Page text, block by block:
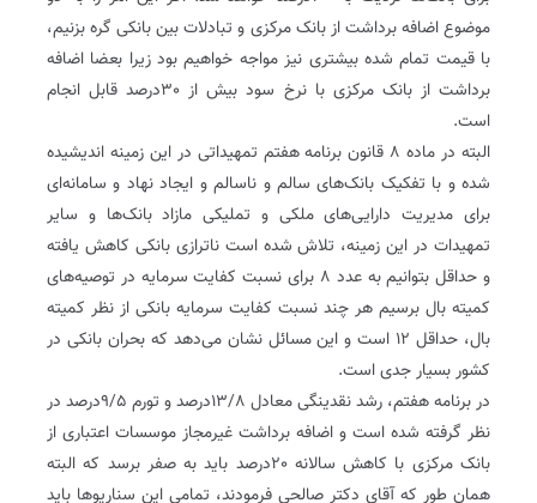
موضوع اضافه برداشت از بانک مرکزی و تبادلات بین بانکی گره بزنیم،
با قیمت تمام شده بیشتری نیز مواجه خواهیم بود زیرا بعضا اضافه
برداشت از بانک مرکزی با نرخ سود بیش از 30‌درصد قابل انجام
است.
البته در ماده 8 قانون برنامه هفتم تمهیداتی در این زمینه اندیشیده
شده و با تفکیک بانک‌های سالم و ناسالم و ایجاد نهاد و سامانه‌ای
برای مدیریت دارایی‌های ملکی و تملیکی مازاد بانک‌ها و سایر
تمهیدات در این زمینه، تلاش شده است ناترازی بانکی کاهش یافته
و حداقل بتوانیم به عدد 8 برای نسبت کفایت سرمایه در توصیه‌های
کمیته بال برسیم هر چند نسبت کفایت سرمایه بانکی از نظر کمیته
بال، حداقل 12 است و این مسائل نشان می‌دهد که بحران بانکی در
کشور بسیار جدی است.
در برنامه هفتم، رشد نقدینگی معادل 8/‏‏13‌درصد و تورم 5/‏‏9‌درصد در
نظر گرفته شده است و اضافه برداشت غیرمجاز موسسات اعتباری از
بانک مرکزی با کاهش سالانه 20‌درصد باید به صفر برسد که البته
همان طور که آقای دکتر صالحی فرمودند، تمامی این سناریوها باید